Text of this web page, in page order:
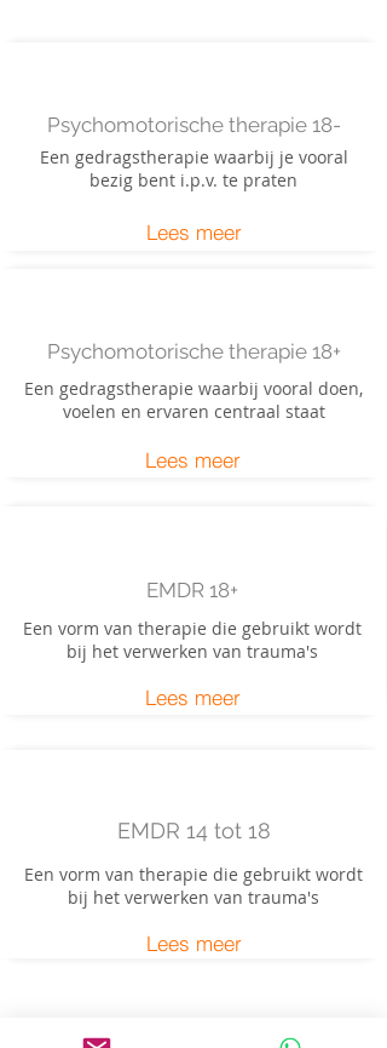
Psychomotorische therapie 18-
Een gedragstherapie waarbij je vooral
bezig bent i.p.v. te praten
Lees meer
Psychomotorische therapie 18+
Een gedragstherapie waarbij vooral doen,
voelen en ervaren centraal staat
Lees meer
EMDR 18+
Een vorm van therapie die gebruikt wordt
bij het verwerken van trauma's
Lees meer
EMDR 14 tot 18
Een vorm van therapie die gebruikt wordt
bij het verwerken van trauma's
Lees meer